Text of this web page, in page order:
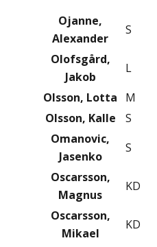
Ojanne,
Alexander
S
Olofsgård,
Jakob
L
Olsson, Lotta
M
Olsson, Kalle
S
Omanovic,
Jasenko
S
Oscarsson,
Magnus
KD
Oscarsson,
Mikael
KD